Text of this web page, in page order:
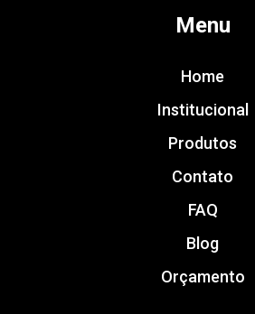
Menu
Home
Institucional
Produtos
Contato
FAQ
Blog
Orçamento